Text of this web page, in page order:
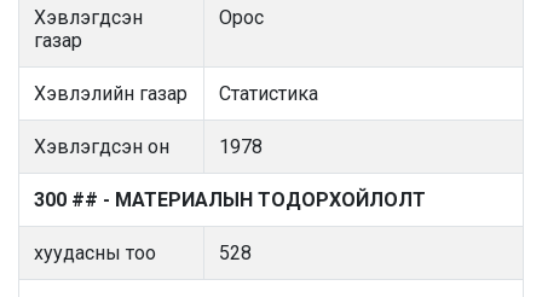
Хэвлэгдсэн
газар
Орос
Хэвлэлийн газар Статистика
Хэвлэгдсэн он 1978
300 ## - МАТЕРИАЛЫН ТОДОРХОЙЛОЛТ
хуудасны тоо 528